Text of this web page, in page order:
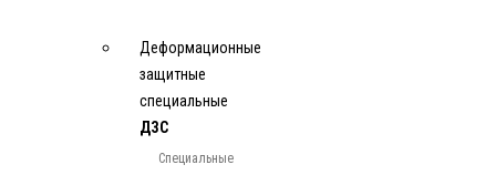
Деформационные
защитные
специальные
ДЗС
Специальные